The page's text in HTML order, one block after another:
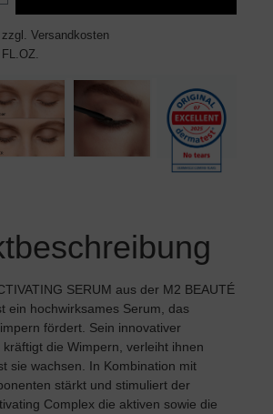
Versandkosten
SERUM aus der M2 BEAUTÉ
ein hochwirksames Serum, das
fördert. Sein innovativer
die Wimpern, verleiht ihnen
sie wachsen. In Kombination mit
stärkt und stimuliert der
Complex die aktiven sowie die